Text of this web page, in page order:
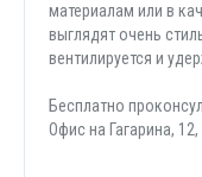
материалам или в
выглядят очень
вентилируется и
Бесплатно
Офис на Гагарина,